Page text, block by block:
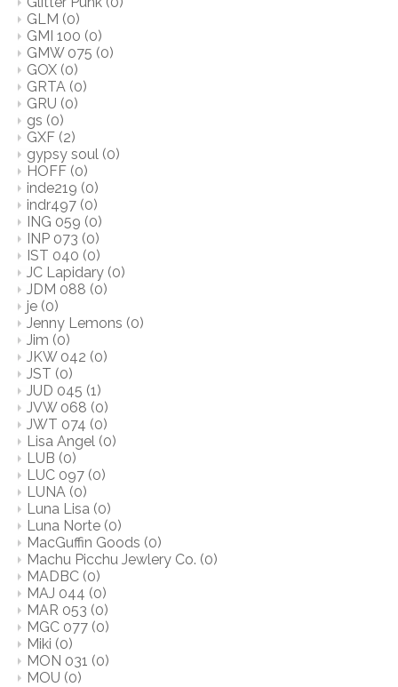
GLM (0)
GMI 100 (0)
GMW 075 (0)
GOX (0)
GRTA (0)
GRU (0)
gs (0)
GXF (2)
gypsy soul (0)
HOFF (0)
inde219 (0)
indr497 (0)
ING 059 (0)
INP 073 (0)
IST 040 (0)
JC Lapidary (0)
JDM 088 (0)
je (0)
Jenny Lemons (0)
Jim (0)
JKW 042 (0)
JST (0)
JUD 045 (1)
JVW 068 (0)
JWT 074 (0)
Lisa Angel (0)
LUB (0)
LUC 097 (0)
LUNA (0)
Luna Lisa (0)
Luna Norte (0)
MacGuffin Goods (0)
Machu Picchu Jewlery Co. (0)
MADBC (0)
MAJ 044 (0)
MAR 053 (0)
MGC 077 (0)
Miki (0)
MON 031 (0)
MOU (0)